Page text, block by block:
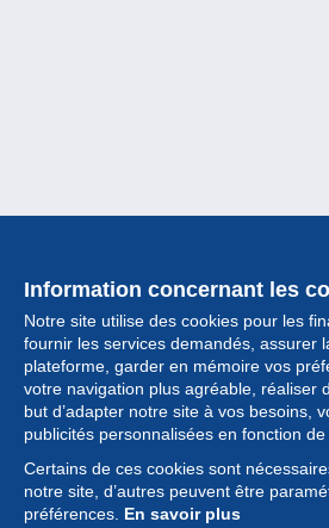
Information concernant les
Notre site utilise des cookies pour les
fournir les services demandés, assurer
plateforme, garder en mémoire vos
votre navigation plus agréable, réaliser
but d’adapter notre site à vos besoins,
publicités personnalisées en fonction de
Certains de ces cookies sont
notre site, d’autres peuvent être
préférences. En savoir plus
Collection
Actualités
Fonctionnalités